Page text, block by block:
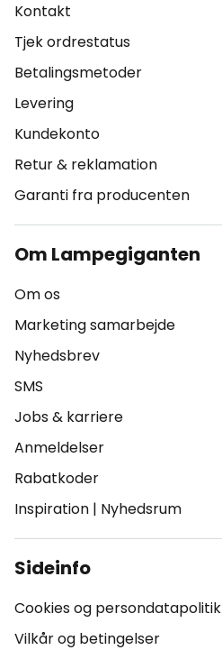
Kontakt
Tjek ordrestatus
Betalingsmetoder
Levering
Kundekonto
Retur & reklamation
Garanti fra producenten
Om Lampegiganten
Om os
Marketing samarbejde
Nyhedsbrev
SMS
Jobs & karriere
Anmeldelser
Rabatkoder
Inspiration | Nyhedsrum
Sideinfo
Cookies og persondatapolitik
Vilkår og betingelser